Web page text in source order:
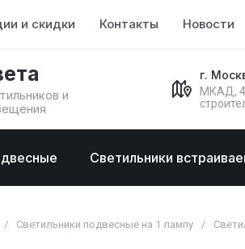
и скидки Контакты Новости
и
г.
МКАД,
Светильники
/ Светильники подвесные на 1 лампу /